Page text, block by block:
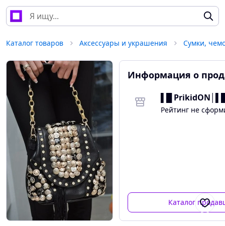
Каталог товаров Аксессуары и украшения Сумки,
Информация о
▌█
Рейтинг не
Каталог